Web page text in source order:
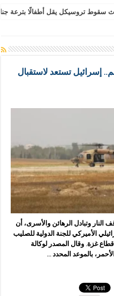
سقوط تروسيكل يقل أطفالًا بترعة
تستعد لاستقبال
وتبادل الرهائن والأسرى، أن
الأميركي للجنة الدولية للصليب
غزة. وقال المصدر لوكالة
بالموعد المحدد …